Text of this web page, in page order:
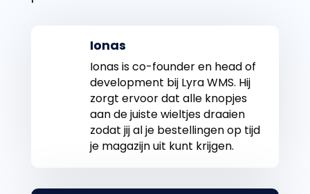
Ionas
Ionas is co-founder en head of
development bij Lyra WMS. Hij
zorgt ervoor dat alle knopjes
aan de juiste wieltjes draaien
zodat jij al je bestellingen op tijd
je magazijn uit kunt krijgen.